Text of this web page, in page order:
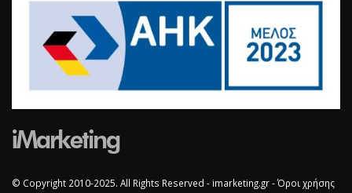
© Copyright 2010-2025. All Rights Reserved - imarketing.gr -Όροι χρήσης